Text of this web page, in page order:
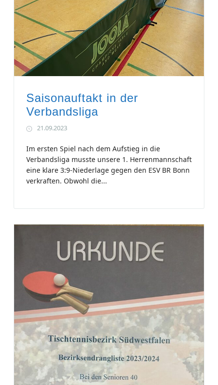
Saisonauftakt in der
Verbandsliga
21.09.2023
Im ersten Spiel nach dem Aufstieg in die
Verbandsliga musste unsere 1. Herrenmannschaft
eine klare 3:9-Niederlage gegen den ESV BR Bonn
verkraften. Obwohl die...